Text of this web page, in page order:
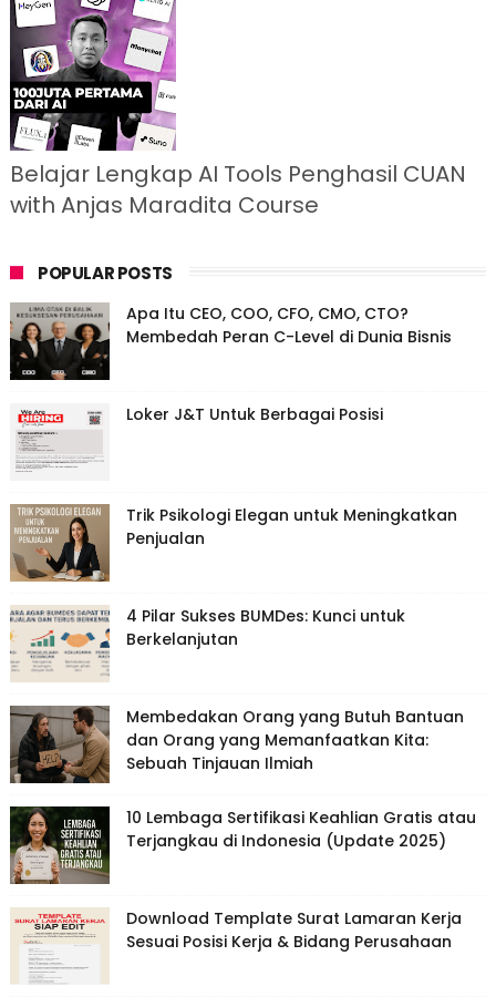
Belajar Lengkap AI Tools Penghasil CUAN
with Anjas Maradita Course
POPULAR POSTS
Apa Itu CEO, COO, CFO, CMO, CTO?
Membedah Peran C-Level di Dunia Bisnis
Loker J&T Untuk Berbagai Posisi
Trik Psikologi Elegan untuk Meningkatkan
Penjualan
4 Pilar Sukses BUMDes: Kunci untuk
Berkelanjutan
Membedakan Orang yang Butuh Bantuan
dan Orang yang Memanfaatkan Kita:
Sebuah Tinjauan Ilmiah
10 Lembaga Sertifikasi Keahlian Gratis atau
Terjangkau di Indonesia (Update 2025)
Download Template Surat Lamaran Kerja
Sesuai Posisi Kerja & Bidang Perusahaan